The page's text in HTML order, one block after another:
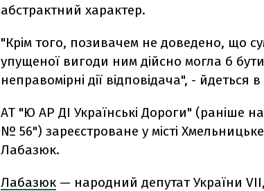
абстрактний характер.
"Крім того, позивачем не доведено, що
упущеної вигоди ним дійсно могла б
неправомірні дії відповідача", - йдеться
АТ "Ю АР ДІ Українські Дороги" (раніше
№ 56") зареєстроване у місті
Лабазюк.
Лабазюк — народний депутат України